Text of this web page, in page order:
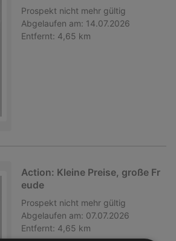
Prospekt nicht mehr gültig
Abgelaufen am: 14.07.2026
Entfernt: 4,65 km
Action: Kleine Preise, große Fr
eude
Prospekt nicht mehr gültig
Abgelaufen am: 07.07.2026
Entfernt: 4,65 km